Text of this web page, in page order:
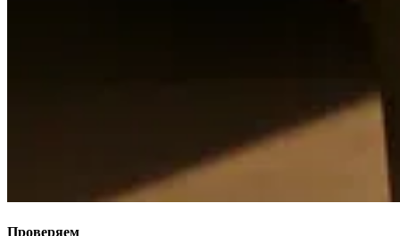
Проверяем